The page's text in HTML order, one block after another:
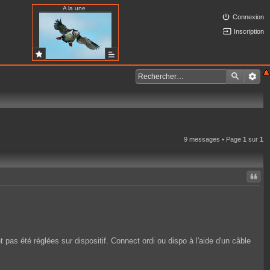
A la une
Connexion
Inscription
9 messages • Page 1 sur 1
Citer
été réglées sur dispositif. Connect ordi ou dispo à l'aide d'un câble